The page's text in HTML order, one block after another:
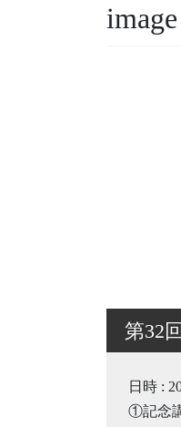
image
第32
日時 :
①記念